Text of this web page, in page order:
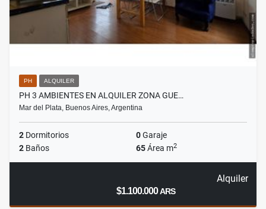
PH ALQUILER
PH 3 AMBIENTES EN ALQUILER ZONA GUE…
Mar del Plata, Buenos Aires, Argentina
2 Dormitorios 0Garaje
2 Baños 65Área m2
Alquiler
$1.100.000ARS